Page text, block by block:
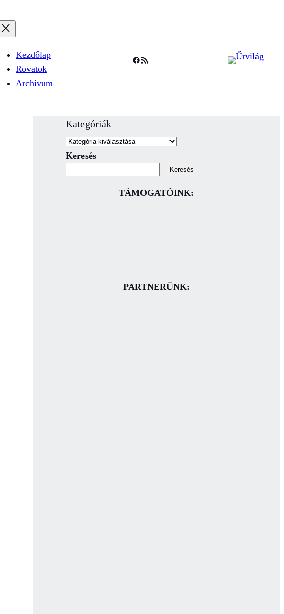
Kezdőlap
Rovatok
Archívum
Facebook
RSS Feed
Kategóriák
Keresés
Keresés
TÁMOGATÓINK:
PARTNERÜNK: